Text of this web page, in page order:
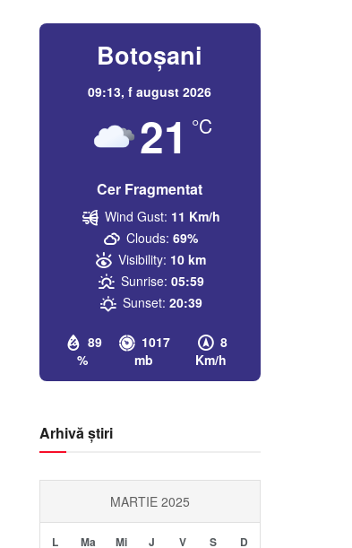
Botoșani
09:13,f august 2026
21 °C
Cer Fragmentat
89
%
1017
mb
8
Km/h
Wind Gust: 11 Km/h
Clouds: 69%
Visibility: 10 km
Sunrise: 05:59
Sunset: 20:39
Arhivă știri
MARTIE 2025
L Ma Mi J V S D